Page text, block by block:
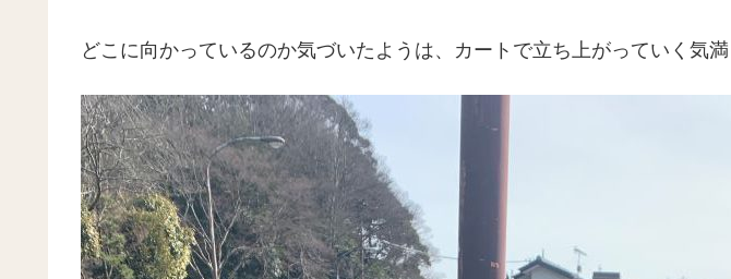
どこに向かっているのか気づいたようは、カートで立ち上がっていく気満